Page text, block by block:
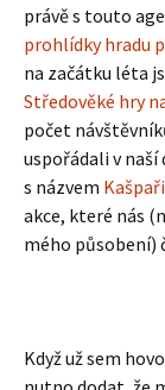
právě s touto
prohlídky hradu
na začátku léta
Středověké hry
počet
uspořádali v
s názvem
akce, které nás
mého působení)
Když už sem